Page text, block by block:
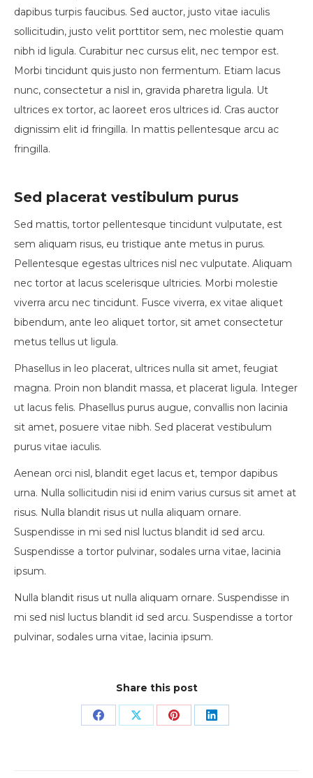
dapibus turpis faucibus. Sed auctor, justo vitae iaculis
sollicitudin, justo velit porttitor sem, nec molestie quam
nibh id ligula. Curabitur nec cursus elit, nec tempor est.
Morbi tincidunt quis justo non fermentum. Etiam lacus
nunc, consectetur a nisl in, gravida pharetra ligula. Ut
ultrices ex tortor, ac laoreet eros ultrices id. Cras auctor
dignissim elit id fringilla. In mattis pellentesque arcu ac
fringilla.
Sed placerat vestibulum purus
Sed mattis, tortor pellentesque tincidunt vulputate, est
sem aliquam risus, eu tristique ante metus in purus.
Pellentesque egestas ultrices nisl nec vulputate. Aliquam
nec tortor at lacus scelerisque ultricies. Morbi molestie
viverra arcu nec tincidunt. Fusce viverra, ex vitae aliquet
bibendum, ante leo aliquet tortor, sit amet consectetur
metus tellus ut ligula.
Phasellus in leo placerat, ultrices nulla sit amet, feugiat
magna. Proin non blandit massa, et placerat ligula. Integer
ut lacus felis. Phasellus purus augue, convallis non lacinia
sit amet, posuere vitae nibh. Sed placerat vestibulum
purus vitae iaculis.
Aenean orci nisl, blandit eget lacus et, tempor dapibus
urna. Nulla sollicitudin nisi id enim varius cursus sit amet at
risus. Nulla blandit risus ut nulla aliquam ornare.
Suspendisse in mi sed nisl luctus blandit id sed arcu.
Suspendisse a tortor pulvinar, sodales urna vitae, lacinia
ipsum.
Nulla blandit risus ut nulla aliquam ornare. Suspendisse in
mi sed nisl luctus blandit id sed arcu. Suspendisse a tortor
pulvinar, sodales urna vitae, lacinia ipsum.
Share this post
Share Share Share Share